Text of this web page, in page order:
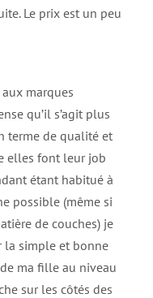
Le prix est un peu
aux marques
qu’il s’agit plus
terme de qualité et
elles font leur job
étant habitué à
possible (même si
de couches) je
la simple et bonne
ma fille au niveau
sur les côtés des